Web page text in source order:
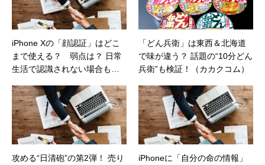
iPhone Xの「顔認証」はどこ
まで使える？ 弱点は？ 日常
生活で認識されない場合も
「どん兵衛」は東西＆北海道
で味が違う？ 話題の“10分どん
兵衛”も検証！（カカクコム）
攻める“日清砲”の第2弾！ 売り
iPhoneに「自分の命の情報」